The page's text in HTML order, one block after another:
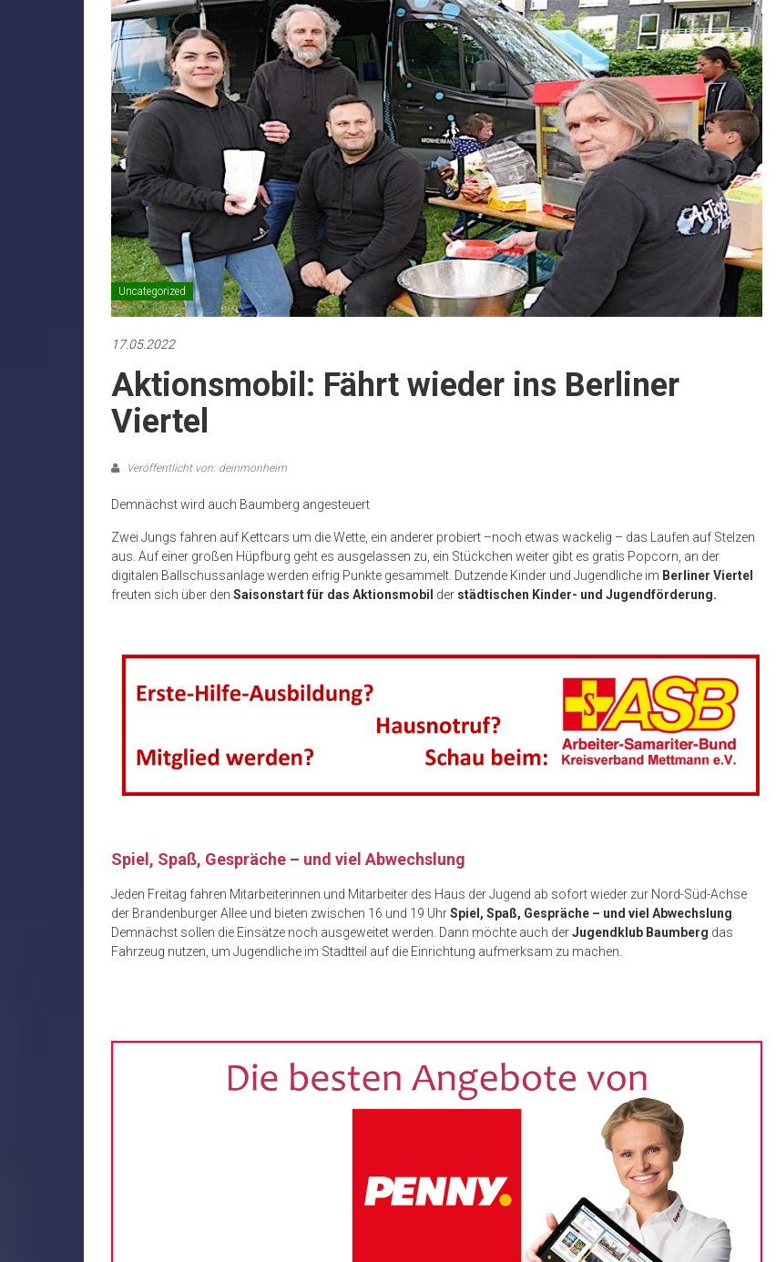
Uncategorized
17.05.2022
Aktionsmobil: Fährt wieder ins Berliner
Viertel
Veröffentlicht von: deinmonheim
Demnächst wird auch Baumberg angesteuert
Zwei Jungs fahren auf Kettcars um die Wette, ein anderer probiert –noch etwas wackelig – das Laufen auf Stelzen
aus. Auf einer großen Hüpfburg geht es ausgelassen zu, ein Stückchen weiter gibt es gratis Popcorn, an der
digitalen Ballschussanlage werden eifrig Punkte gesammelt. Dutzende Kinder und Jugendliche im Berliner Viertel
freuten sich über den Saisonstart für das Aktionsmobil der städtischen Kinder- und Jugendförderung.
Spiel, Spaß, Gespräche – und viel Abwechslung
Jeden Freitag fahren Mitarbeiterinnen und Mitarbeiter des Haus der Jugend ab sofort wieder zur Nord-Süd-Achse
der Brandenburger Allee und bieten zwischen 16 und 19 UhrSpiel, Spaß, Gespräche – und viel Abwechslung
Demnächst sollen die Einsätze noch ausgeweitet werden. Dann möchte auch derJugendklub Baumberg das
Fahrzeug nutzen, um Jugendliche im Stadtteil auf die Einrichtung aufmerksam zu machen.